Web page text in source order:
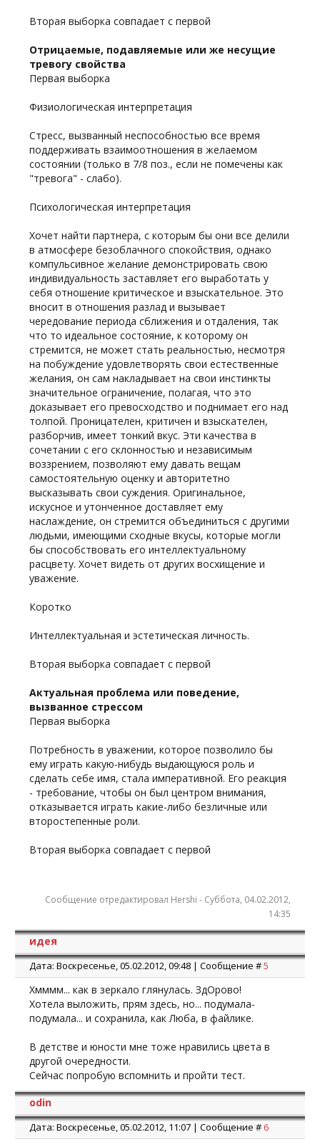
Вторая выборка совпадает с первой
Отрицаемые, подавляемые или же несущие
тревогу свойства
Первая выборка
Физиологическая интерпретация
Стресс, вызванный неспособностью все время
поддерживать взаимоотношения в желаемом
состоянии (только в 7/8 поз., если не помечены как
"тревога" - слабо).
Психологическая интерпретация
Хочет найти партнера, с которым бы они все делили
в атмосфере безоблачного спокойствия, однако
компульсивное желание демонстрировать свою
индивидуальность заставляет его выработать у
себя отношение критическое и взыскательное. Это
вносит в отношения разлад и вызывает
чередование периода сближения и отдаления, так
что то идеальное состояние, к которому он
стремится, не может стать реальностью, несмотря
на побуждение удовлетворять свои естественные
желания, он сам накладывает на свои инстинкты
значительное ограничение, полагая, что это
доказывает его превосходство и поднимает его над
толпой. Проницателен, критичен и взыскателен,
разборчив, имеет тонкий вкус. Эти качества в
сочетании с его склонностью и независимым
воззрением, позволяют ему давать вещам
самостоятельную оценку и авторитетно
высказывать свои суждения. Оригинальное,
искусное и утонченное доставляет ему
наслаждение, он стремится объединиться с другими
людьми, имеющими сходные вкусы, которые могли
бы способствовать его интеллектуальному
расцвету. Хочет видеть от других восхищение и
уважение.
Коротко
Интеллектуальная и эстетическая личность.
Вторая выборка совпадает с первой
Актуальная проблема или поведение,
вызванное стрессом
Первая выборка
Потребность в уважении, которое позволило бы
ему играть какую-нибудь выдающуюся роль и
сделать себе имя, стала императивной. Его реакция
- требование, чтобы он был центром внимания,
отказывается играть какие-либо безличные или
второстепенные роли.
Вторая выборка совпадает с первой
Сообщение отредактировал Hershi - Суббота, 04.02.2012,
14:35
идея
Дата: Воскресенье, 05.02.2012, 09:48 | Сообщение #5
Хмммм... как в зеркало глянулась. ЗдОрово!
Хотела выложить, прям здесь, но... подумала-
подумала... и сохранила, как Люба, в файлике.
В детстве и юности мне тоже нравились цвета в
другой очередности.
Сейчас попробую вспомнить и пройти тест.
odin
Дата: Воскресенье, 05.02.2012, 11:07 | Сообщение # 6